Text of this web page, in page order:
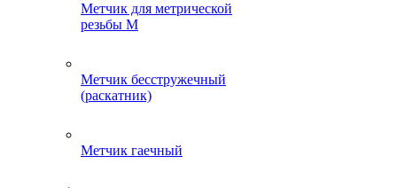
Метчик для метрической
резьбы M
Метчик бесстружечный
(раскатник)
Метчик гаечный